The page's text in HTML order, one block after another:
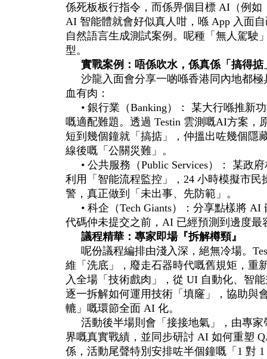
係死板板行指令，而係畀個目標 AI（例如
AI 智能體就會好似真人咁，喺 App 入面
自然語言生成測試案例。呢種「無人駕駛
型。
實戰案例：唔係吹水，係真係「搞得掂
沙龍入面會分享一啲喺香港同內地都
血有肉：
• 銀行業（Banking）： 某大行喺推新
嘅適配難題。透過 Testin 雲測嘅AI方案，
短到幾個鐘就「搞掂」，仲搵出咗幾個隱
線後嘅「公關災難」。
• 公共服務（Public Services）： 某政
利用「智能流程監控」，24 小時模擬市
警，真正做到「未出事、先防範」。
• 科企（Tech Giants）：分享點樣將
代碼仲未提交之前，AI 已經預測到邊度最
議程精華：專家即場『拆解樽頸』
呢份議程編排由淺入深，絕無冷場。
維「洗底」，廢走石器時代嘅舊規矩，重
入全場「技術戲肉」，從 UI 自動化、智
逐一拆解如何運用技術「填窿」，協助與
轆」嘅環節全面 AI 化。
活動後半場則會「接接地氣」，由專
界嘅真實戰績，並同步研討 AI 如何重塑
係，活動尾聲特別安排咗半個鐘嘅「1 對